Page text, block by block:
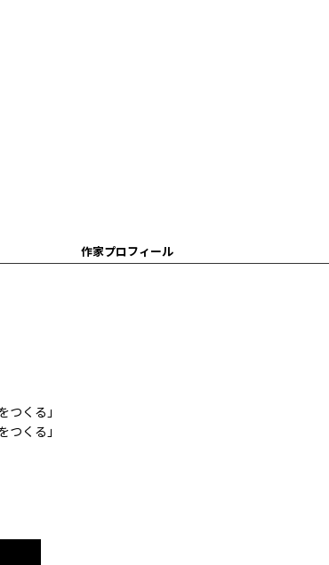
作家プロフィール
くる」
くる」